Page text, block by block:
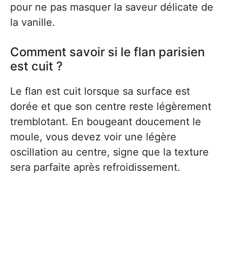
pour ne pas masquer la saveur délicate de
la vanille.
Comment savoir si le flan parisien
est cuit ?
Le flan est cuit lorsque sa surface est
dorée et que son centre reste légèrement
tremblotant. En bougeant doucement le
moule, vous devez voir une légère
oscillation au centre, signe que la texture
sera parfaite après refroidissement.